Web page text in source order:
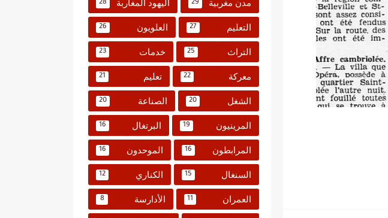
مدن مغربية 29 اليهود المغاربة 28
التعليم 27 العلويون 26
التراث 25 خدمات 23
معركة 22 تعليم 21
الشغل 20 الصناعة 20
المرينيون 19 البرتغال 16
المرابطون 16 الموحدون 16
السنغال 15 الكناري 12
العمران 11 الأدارسة 8